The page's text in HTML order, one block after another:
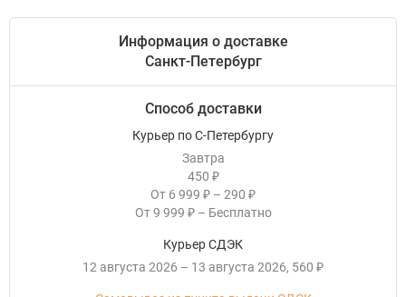
Информация о доставке
Санкт-Петербург
Способ доставки
Курьер по С-Петербургу
Завтра
450 ₽
От 6 999 ₽ – 290 ₽
От 9 999 ₽ – Бесплатно
Курьер СДЭК
12 августа 2026 – 13 августа 2026 560 ₽